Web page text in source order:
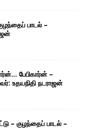
பாடல் –
பேபிகார்ன் –
உதயநிதி நடராஜன்
– குழந்தைப் பாடல் –